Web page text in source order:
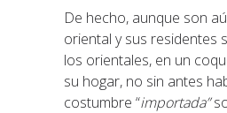
De hecho, aunque son
oriental y sus residentes
los orientales, en un
su hogar, no sin antes
costumbre “importada”